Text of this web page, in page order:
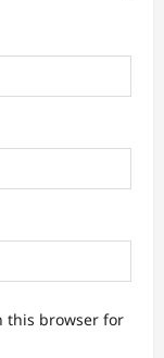
this browser for